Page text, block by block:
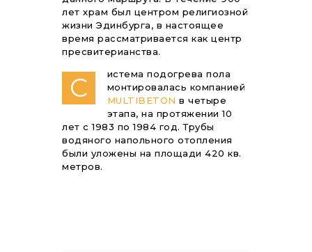
лет храм был центром религиозной
жизни Эдинбурга, в настоящее
время рассматривается как центр
пресвитерианства.
С
истема подогрева пола
монтировалась компанией
MULTIBETON в четыре
этапа, на протяжении 10
лет с 1983 по 1984 год. Трубы
водяного напольного отопления
были уложены на площади 420 кв.
метров.